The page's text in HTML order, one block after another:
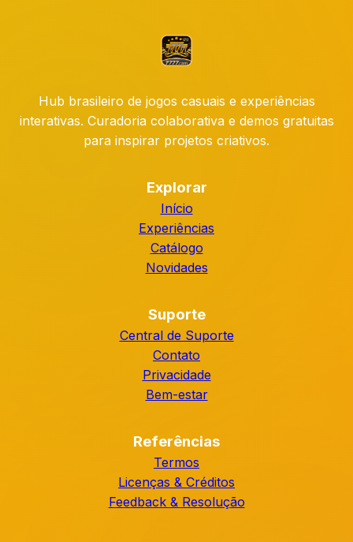
Hub brasileiro de jogos casuais e experiências
interativas. Curadoria colaborativa e demos gratuitas
para inspirar projetos criativos.
Explorar
Início
Experiências
Catálogo
Novidades
Suporte
Central de Suporte
Contato
Privacidade
Bem-estar
Referências
Termos
Licenças & Créditos
Feedback & Resolução